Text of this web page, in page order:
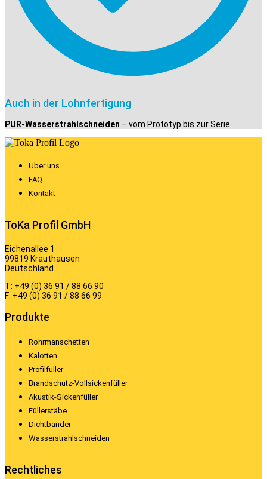
Auch in der Lohnfertigung
PUR-Wasserstrahlschneiden – vom Prototyp bis zur Serie.
Über uns
FAQ
Kontakt
ToKa Profil GmbH
Eichenallee 1
99819 Krauthausen
Deutschland
T: +49 (0) 36 91 / 88 66 90
F: +49 (0) 36 91 / 88 66 99
Produkte
Rohrmanschetten
Kalotten
Profilfüller
Brandschutz-Vollsickenfüller
Akustik-Sickenfüller
Füllerstäbe
Dichtbänder
Wasserstrahlschneiden
Rechtliches